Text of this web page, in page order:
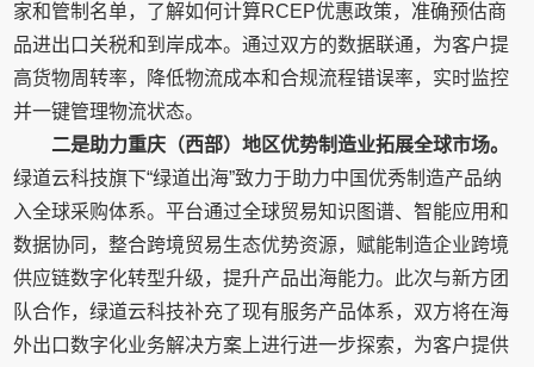
家和管制名单，了解如何计算RCEP优惠政策，准确预估商
品进出口关税和到岸成本。通过双方的数据联通，为客户提
高货物周转率，降低物流成本和合规流程错误率，实时监控
并一键管理物流状态。
二是助力重庆（西部）地区优势制造业拓展全球市场。
绿道云科技旗下“绿道出海”致力于助力中国优秀制造产品纳
入全球采购体系。平台通过全球贸易知识图谱、智能应用和
数据协同，整合跨境贸易生态优势资源，赋能制造企业跨境
供应链数字化转型升级，提升产品出海能力。此次与新方团
队合作，绿道云科技补充了现有服务产品体系，双方将在海
外出口数字化业务解决方案上进行进一步探索，为客户提供